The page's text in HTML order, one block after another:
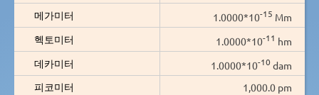
메가미터
1.0000*10-15 Mm
헥토미터
1.0000*10-11 hm
데카미터
1.0000*10-10 dam
피코미터
1,000.0 pm